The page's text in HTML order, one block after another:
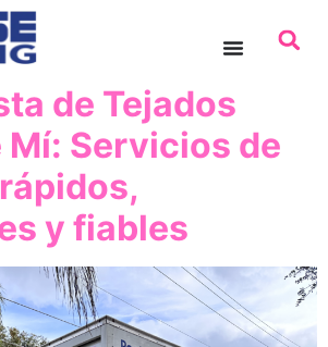
de Tejados
Mí: Servicios de
y fiables